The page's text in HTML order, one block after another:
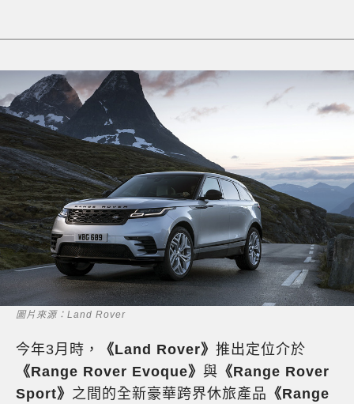
圖片來源：Land Rover
今年3月時， 《Land Rover》 推出定位介於
《Range Rover Evoque》 與 《Range Rover
Sport》 之間的全新豪華跨界休旅產品 《Range